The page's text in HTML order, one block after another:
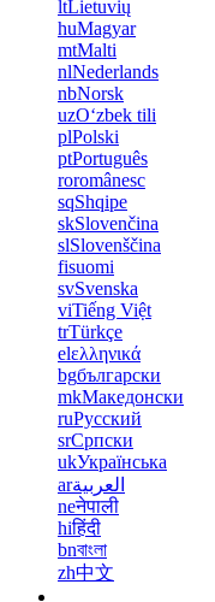
ltLietuvių
huMagyar
mtMalti
nlNederlands
nbNorsk
uzOʻzbek tili
plPolski
ptPortuguês
roromânesc
sqShqipe
skSlovenčina
slSlovenščina
fisuomi
svSvenska
viTiếng Việt
trTürkçe
elελληνικά
bgбългарски
mkМакедонски
ruРусский
srСрпски
ukУкраїнська
arالعربية
neनेपाली
hiहिंदी
bnবাংলা
zh中文